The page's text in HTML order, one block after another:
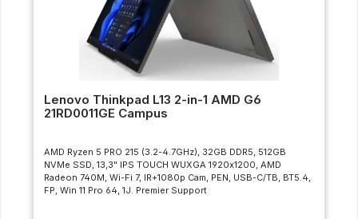
Lenovo Thinkpad L13 2-in-1 AMD G6
21RD0011GE Campus
AMD Ryzen 5 PRO 215 (3.2-4.7GHz), 32GB DDR5, 512GB
NVMe SSD, 13,3" IPS TOUCH WUXGA 1920x1200, AMD
Radeon 740M, Wi-Fi 7, IR+1080p Cam, PEN, USB-C/TB, BT5.4,
FP, Win 11 Pro 64, 1J. Premier Support